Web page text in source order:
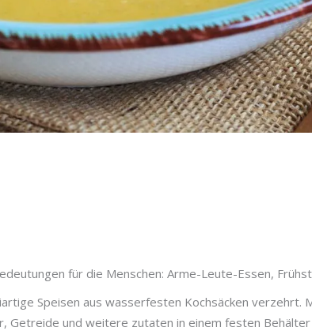
für die Menschen: Arme-Leute-Essen,
Speisen aus wasserfesten Kochsäcken verzehrt.
Getreide und weitere zutaten in einem festen